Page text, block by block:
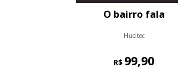
O bairro fala
Hucitec
R$ 99,90